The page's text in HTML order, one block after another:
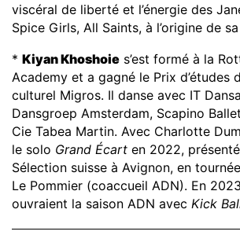
viscéral de liberté et l’énergie des
Spice Girls, All Saints, à l’origine de
* Kiyan Khoshoie s’est formé à la
Academy et a gagné le Prix d’études
culturel Migros. Il danse avec IT
Dansgroep Amsterdam, Scapino
Cie Tabea Martin. Avec Charlotte
le solo Grand Écart en 2022,
Sélection suisse à Avignon, en
Le Pommier (coaccueil ADN). En
ouvraient la saison ADN avec Kick